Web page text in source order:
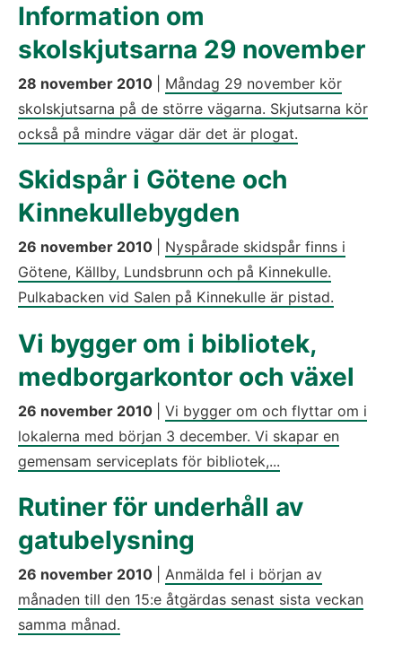
Information om
skolskjutsarna 29 november
28 november 2010
Måndag 29 november kör
skolskjutsarna på de större vägarna. Skjutsarna kör
också på mindre vägar där det är plogat.
Skidspår i Götene och
Kinnekullebygden
26 november 2010
Nyspårade skidspår finns i
Götene, Källby, Lundsbrunn och på Kinnekulle.
Pulkabacken vid Salen på Kinnekulle är pistad.
Vi bygger om i bibliotek,
medborgarkontor och växel
26 november 2010
Vi bygger om och flyttar om i
lokalerna med början 3 december. Vi skapar en
gemensam serviceplats för bibliotek,...
Rutiner för underhåll av
gatubelysning
26 november 2010
Anmälda fel i början av
månaden till den 15:e åtgärdas senast sista veckan
samma månad.